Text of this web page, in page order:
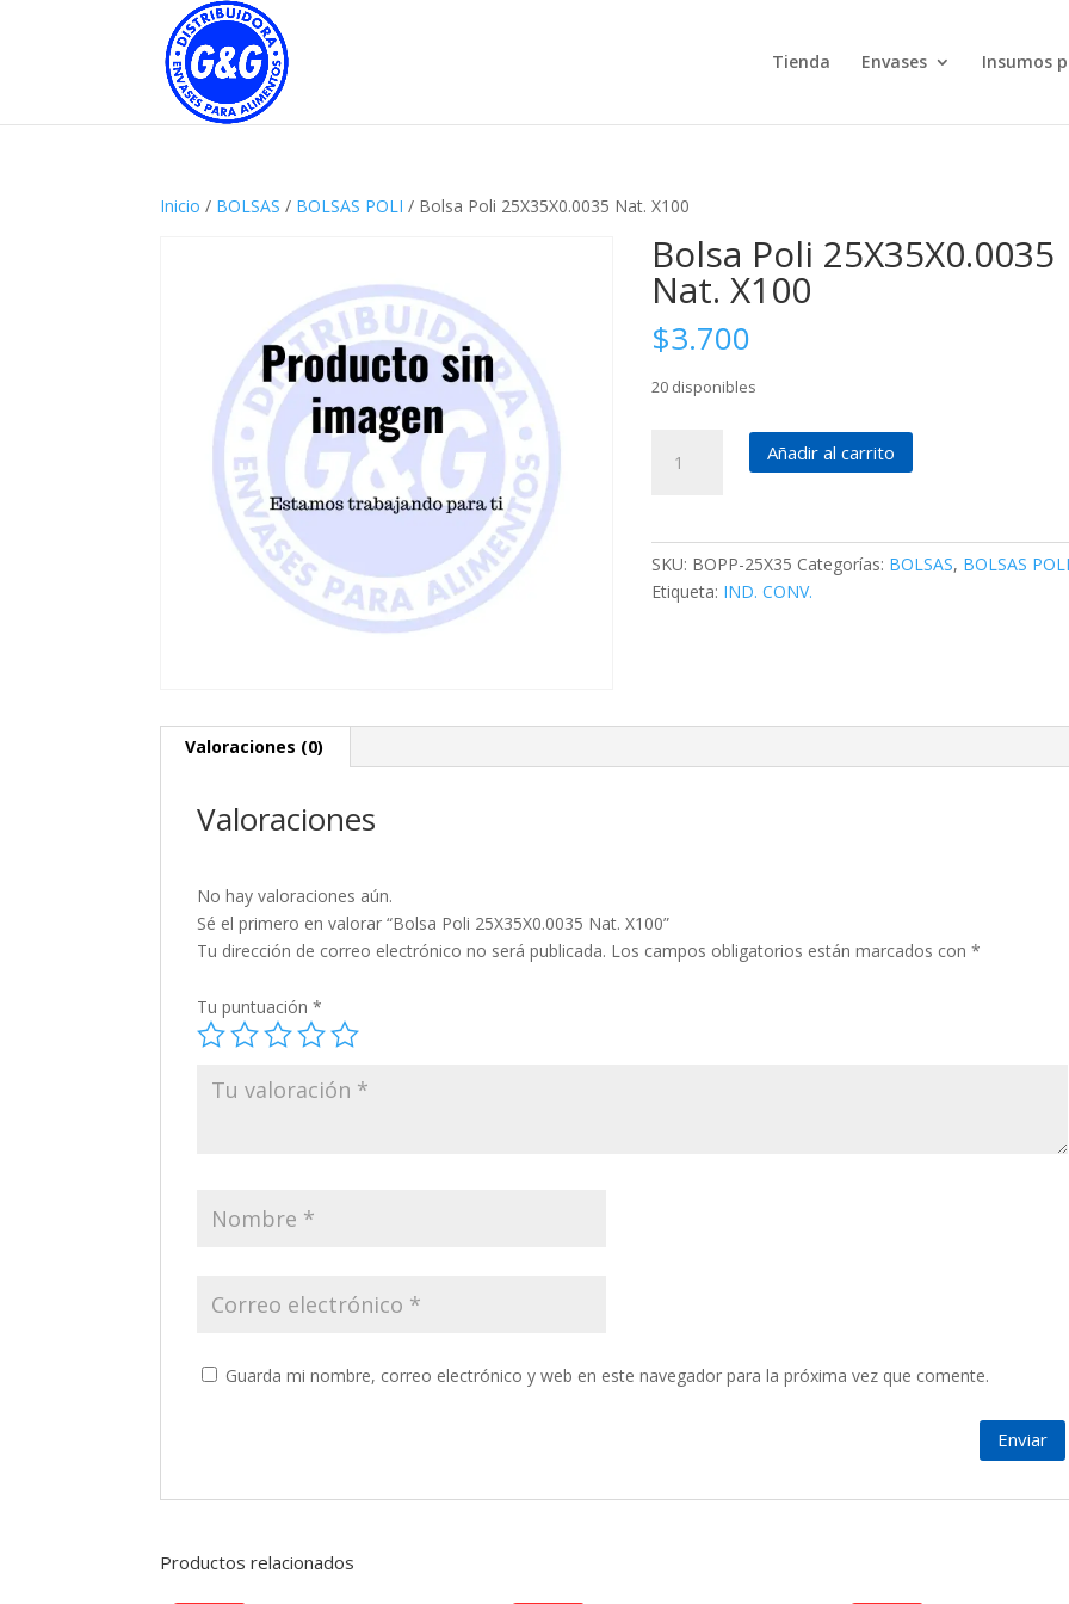
Tienda Envases Insumos
Inicio / BOLSAS / BOLSAS POLI / Bolsa Poli 25X35X0.0035 Nat. X100
Bolsa Poli 25X35X0.0035
Nat. X100
$3.700
20 disponibles
Poli
Añadir al carrito
SKU: BOPP-25X35 Categorías: BOLSAS, BOLSAS
Etiqueta: IND. CONV.
Valoraciones (0)
Valoraciones
No hay valoraciones aún.
Sé el primero en valorar “Bolsa Poli 25X35X0.0035 Nat. X100”
Tu dirección de correo electrónico no será publicada. Los campos obligatorios están marcados con*
Tu puntuación*
Guarda mi nombre, correo electrónico y web en este navegador para la próxima vez que comente.
Productos relacionados